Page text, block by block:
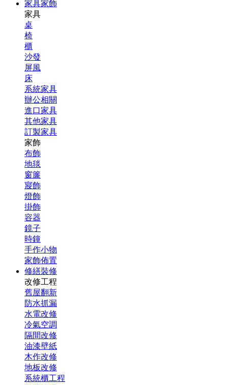
家具家飾
家具
桌
椅
櫃
沙發
屏風
床
系統家具
辦公相關
進口家具
其他家具
訂製家具
家飾
布飾
地毯
窗簾
寢飾
燈飾
掛飾
容器
鏡子
時鐘
手作小物
家飾佈置
修繕裝修
改修工程
舊屋翻新
防水抓漏
水電改修
冷氣空調
隔間改修
油漆壁紙
木作改修
地板改修
系統櫃工程